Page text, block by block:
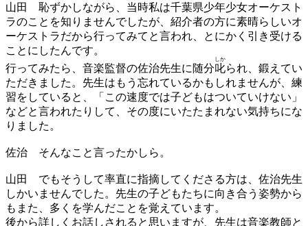
山田
恥ずかしながら、当時私は千葉県少年少女オーケスト
ラのことを知りませんでしたが、紹介者の方に素晴らしいオ
ーケストラだから行ってみてと言われ、とにかく引き受ける
ことにしたんです。
行ってみたら、音楽監督の佐治先生に随分叱
しか
られ、鍛えてい
ただきました。先生はもう忘れているかもしれませんが、練
習をしていると、「この速度では子どもはついていけない」
などと言われたりして、その度にいたたまれない気持ちにな
りました。
佐治 そんなこと言ったかしら。
山田
でもそうして率直に指摘してくださる方は、佐治先生
しかいませんでした。先生の子どもたちに向き合う姿勢から
もまた、多くを学んだことを覚えています。
後から詳しくお話しされると思いますが、先生は音楽教師と